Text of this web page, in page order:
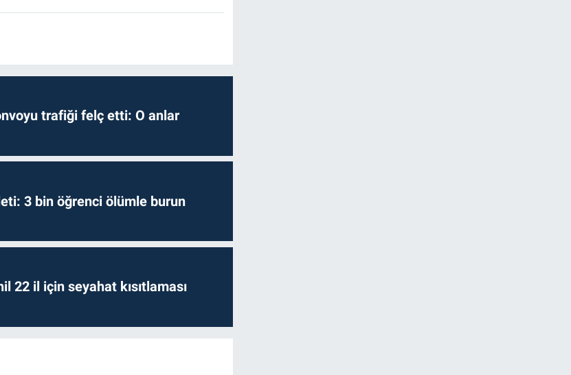
trafiği felç etti: O anlar
3 bin öğrenci ölümle burun
22 il için seyahat kısıtlaması